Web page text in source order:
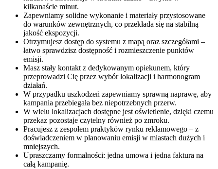
kilkanaście minut.
Zapewniamy solidne wykonanie i materiały przystosowane
do warunków zewnętrznych, co przekłada się na stabilną
jakość ekspozycji.
Otrzymujesz dostęp do systemu z mapą oraz szczegółami –
łatwo sprawdzisz dostępność i rozmieszczenie punktów
emisji.
Masz stały kontakt z dedykowanym opiekunem, który
przeprowadzi Cię przez wybór lokalizacji i harmonogram
działań.
W przypadku uszkodzeń zapewniamy sprawną naprawę, aby
kampania przebiegała bez niepotrzebnych przerw.
W wielu lokalizacjach dostępne jest oświetlenie, dzięki czemu
przekaz pozostaje czytelny również po zmroku.
Pracujesz z zespołem praktyków rynku reklamowego – z
doświadczeniem w planowaniu emisji w miastach dużych i
mniejszych.
Upraszczamy formalności: jedna umowa i jedna faktura na
całą kampanię.